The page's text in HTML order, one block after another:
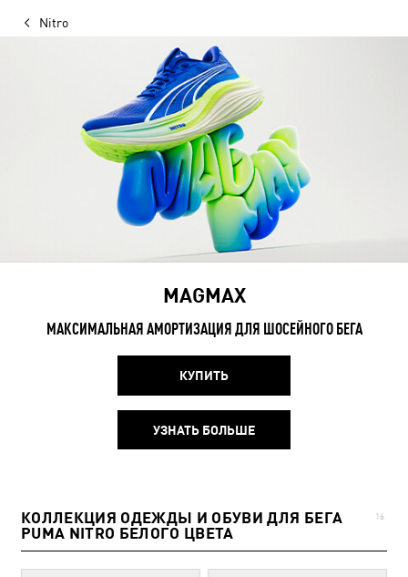
Nitro
MAGMAX
МАКСИМАЛЬНАЯ АМОРТИЗАЦИЯ ДЛЯ ШОСЕЙНОГО БЕГА
КУПИТЬ
УЗНАТЬ БОЛЬШЕ
КОЛЛЕКЦИЯ ОДЕЖДЫ И ОБУВИ ДЛЯ БЕГА
PUMA NITRO БЕЛОГО ЦВЕТА
16